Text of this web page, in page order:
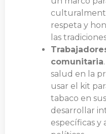
respeta y
las
comunitaria
salud en la
usar el kit
tabaco en
desarrollar
específicas y